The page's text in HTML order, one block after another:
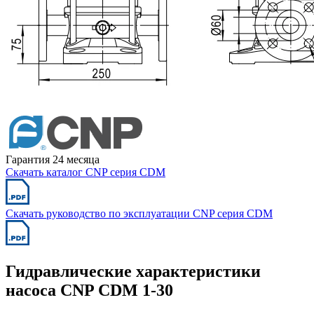
Гарантия 24 месяца
Скачать каталог CNP серия CDM
Скачать руководство по эксплуатации CNP серия CDM
Гидравлические характеристики
насоса CNP CDM 1-30